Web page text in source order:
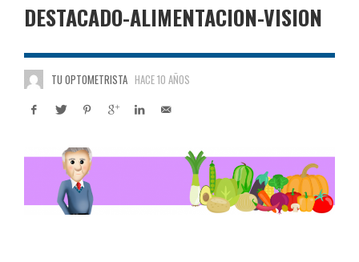
DESTACADO-ALIMENTACION-VISION
TU OPTOMETRISTA HACE 10 AÑOS